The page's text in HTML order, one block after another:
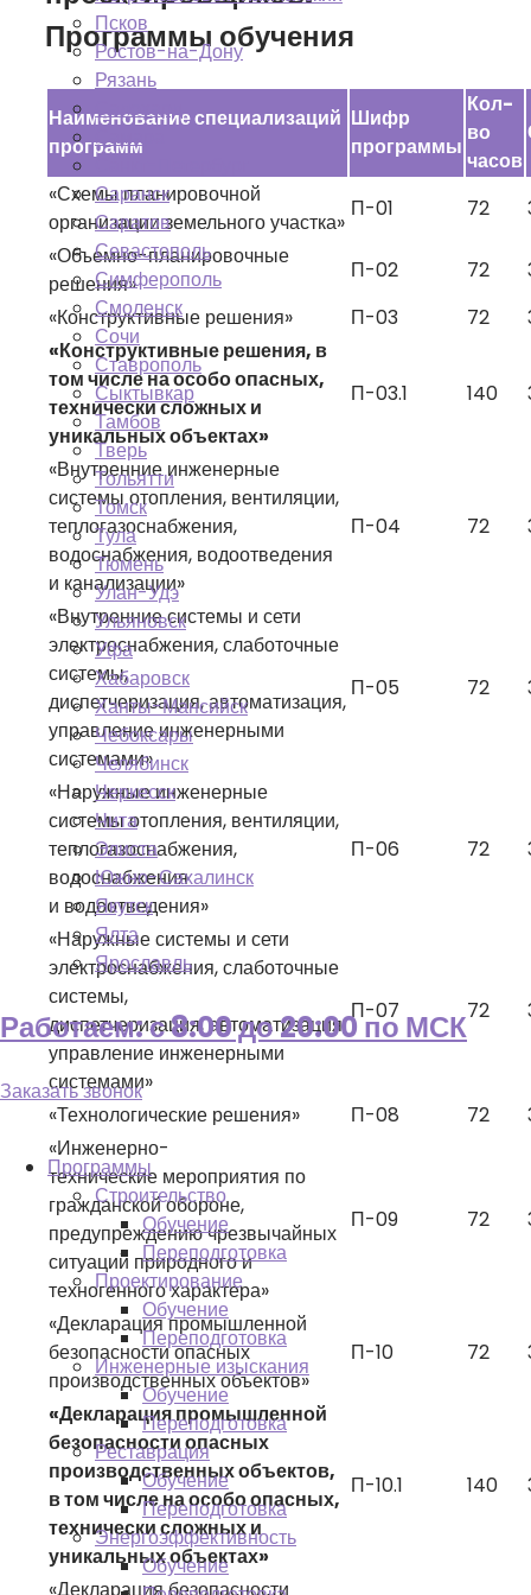
Псков
Ростов-на-Дону
Рязань
Салехард
Самара
Санкт-Петербург
Саранск
Саратов
Севастополь
Симферополь
Смоленск
Сочи
Ставрополь
Сыктывкар
Тамбов
Тверь
Тольятти
Томск
Тула
Тюмень
Улан-Удэ
Ульяновск
Уфа
Хабаровск
Ханты-Мансийск
Чебоксары
Челябинск
Черкесск
Чита
Элиста
Южно-Сахалинск
Якутск
Ялта
Ярославль
Работаем: с 8:00 до 20:00 по МСК
Заказать звонок
Программы
Строительство
Обучение
Переподготовка
Проектирование
Обучение
Переподготовка
Инженерные изыскания
Обучение
Переподготовка
Реставрация
Обучение
Переподготовка
Энергоэффективность
Обучение
Программы обучения
Наименование специализаций
программ
Шифр
программы
Кол-
во
часов
«Схемы планировочной
организации земельного участка»
П-01 72
«Объемно-планировочные
решения»
П-02 72
«Конструктивные решения»
П-03 72
«Конструктивные решения, в
том числе на особо опасных,
технически сложных и
уникальных объектах»
П-03.1 140
«Внутренние инженерные
системы отопления, вентиляции,
теплогазоснабжения,
водоснабжения, водоотведения
и канализации»
П-04 72
«Внутренние системы и сети
электроснабжения, слаботочные
системы,
диспетчеризация, автоматизация,
управление инженерными
системами»
П-05 72
«Наружные инженерные
системы отопления, вентиляции,
теплогазоснабжения,
водоснабжения
и водоотведения»
П-06 72
«Наружные системы и сети
электроснабжения, слаботочные
системы,
диспетчеризация, автоматизация,
управление инженерными
системами»
П-07 72
«Технологические решения» П-08 72
«Инженерно-
технические мероприятия по
гражданской обороне,
предупреждению чрезвычайных
ситуаций природного и
техногенного характера»
П-09 72
«Декларация промышленной
безопасности опасных
производственных объектов»
П-10 72
«Декларация промышленной
безопасности опасных
производственных объектов,
в том числе на особо опасных,
технически сложных и
уникальных объектах»
П-10.1 140
«Декларация безопасности